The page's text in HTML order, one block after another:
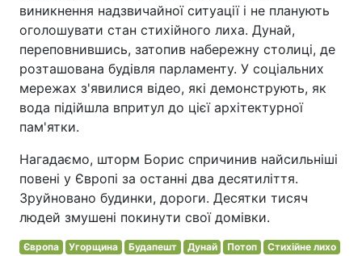
виникнення надзвичайної ситуації і не планують
оголошувати стан стихійного лиха. Дунай,
переповнившись, затопив набережну столиці, де
розташована будівля парламенту. У соціальних
мережах з'явилися відео, які демонструють, як
вода підійшла впритул до цієї архітектурної
пам'ятки.
Нагадаємо, шторм Борис спричинив найсильніші
повені у Європі за останні два десятиліття.
Зруйновано будинки, дороги. Десятки тисяч
людей змушені покинути свої домівки.
Європа Угорщина Будапешт Дунай Потоп
Стихійне лихо